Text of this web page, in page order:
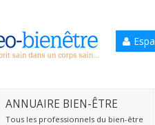
ANNUAIRE BIEN-ÊTRE
Tous les professionnels du bien-être